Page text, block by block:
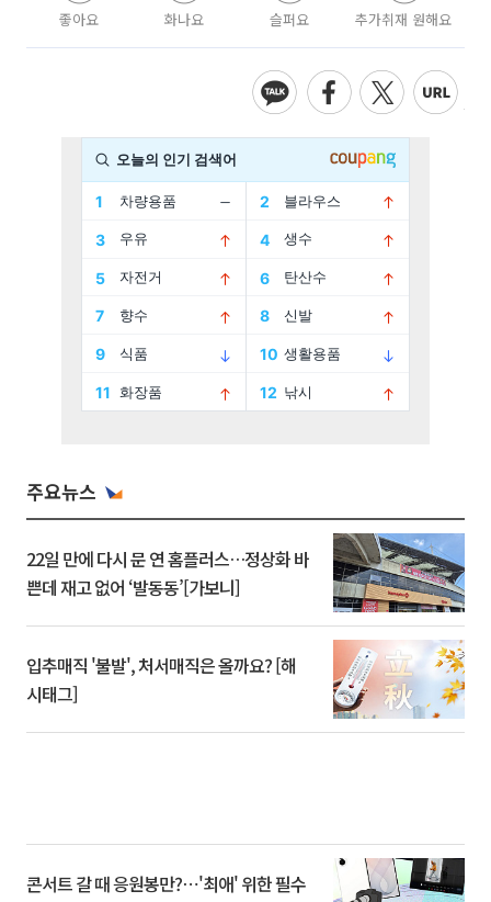
좋아요 화나요 슬퍼요 추가취재 원해요
주요뉴스
22일 만에 다시 문 연 홈플러스…정상화 바
쁜데 재고 없어 ‘발동동’[가보니]
입추매직 '불발', 처서매직은 올까요? [해
시태그]
콘서트 갈 때 응원봉만?⋯'최애' 위한 필수